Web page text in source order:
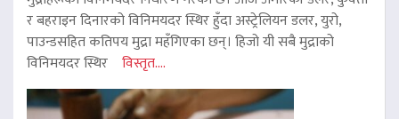
र बहराइन दिनारको विनिमयदर स्थिर हुँदा अस्ट्रेलियन डलर, युरो,
पाउन्डसहित कतिपय मुद्रा महँगिएका छन्। हिजो यी सबै मुद्राको
विनिमयदर स्थिर विस्तृत....